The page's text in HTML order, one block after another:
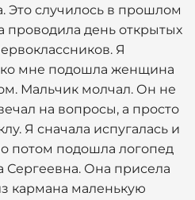
Это случилось в прошлом
проводила день открытых
Я
ко мне подошла женщина
Мальчик молчал. Он не
на вопросы, а просто
Я сначала испугалась и
потом подошла логопед
Она присела
кармана маленькую